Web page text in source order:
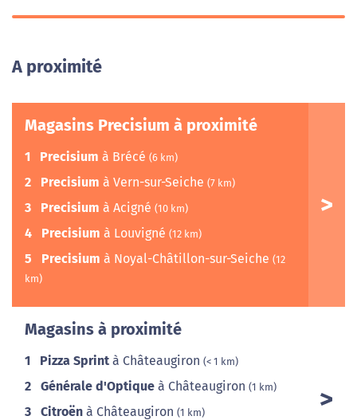
A proximité
Magasins Precisium à proximité
1 Precisium à Brécé (6 km)
2 Precisium à Vern-sur-Seiche (7 km)
3 Precisium à Acigné (10 km)
4 Precisium à Louvigné (12 km)
5 Precisium à Noyal-Châtillon-sur-Seiche (12
km)
Magasins à proximité
1 Pizza Sprint à Châteaugiron (< 1 km)
2 Générale d'Optique à Châteaugiron (1 km)
3 Citroën à Châteaugiron (1 km)